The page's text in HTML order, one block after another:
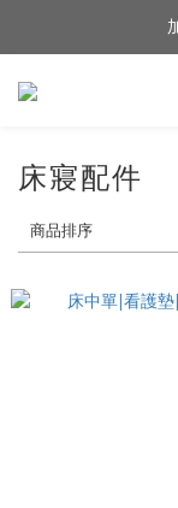
床寢配件
商品排序